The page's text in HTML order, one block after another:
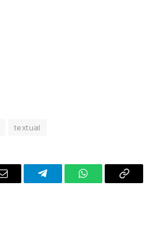
textual
Email TelegramWhatsAppCopy